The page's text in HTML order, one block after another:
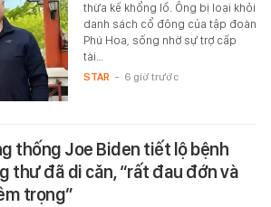
thừa kế khổng lồ. Ông bị loại khỏi
danh sách cổ đông của tập đoàn
Phú Hoa, sống nhờ sự trợ cấp
tài…
STAR - 6 giờ trước
thống Joe Biden tiết lộ bệnh
thư đã di căn, “rất đau đớn và
trọng”